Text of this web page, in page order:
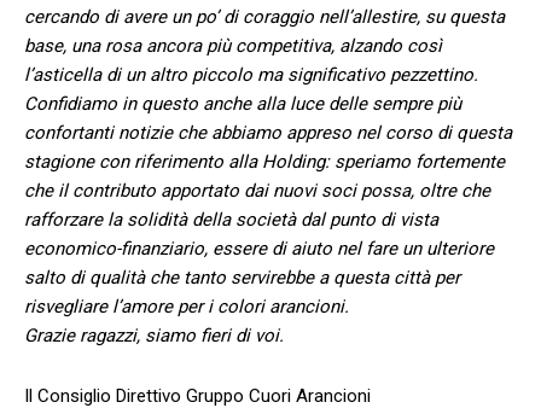
cercando di avere un po’ di coraggio nell’allestire, su questa
base, una rosa ancora più competitiva, alzando così
l’asticella di un altro piccolo ma significativo pezzettino.
Confidiamo in questo anche alla luce delle sempre più
confortanti notizie che abbiamo appreso nel corso di questa
stagione con riferimento alla Holding: speriamo fortemente
che il contributo apportato dai nuovi soci possa, oltre che
rafforzare la solidità della società dal punto di vista
economico-finanziario, essere di aiuto nel fare un ulteriore
salto di qualità che tanto servirebbe a questa città per
risvegliare l’amore per i colori arancioni.
Grazie ragazzi, siamo fieri di voi.
Il Consiglio Direttivo Gruppo Cuori Arancioni